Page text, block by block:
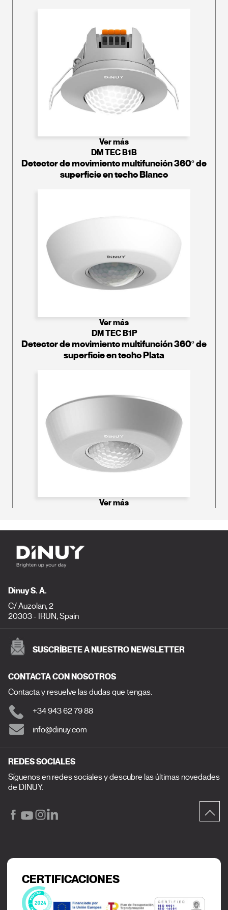
Ver más
DM TEC B1B
Detector de movimiento multifunción 360º de
superficie en techo Blanco
Ver más
DM TEC B1P
Detector de movimiento multifunción 360º de
superficie en techo Plata
Ver más
Dinuy S. A.
C/ Auzolan, 2
20303 - IRUN, Spain
SUSCRÍBETE A NUESTRO NEWSLETTER
CONTACTA CON NOSOTROS
Contacta y resuelve las dudas que tengas.
+34 943 62 79 88
info@dinuy.com
REDES SOCIALES
Síguenos en redes sociales y descubre las últimas novedades
de DINUY.
CERTIFICACIONES